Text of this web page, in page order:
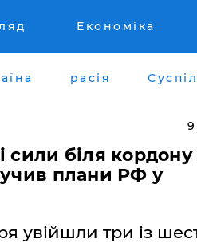
Економіка
расія
9
сили біля кордону
плани РФ у
увійшли три із